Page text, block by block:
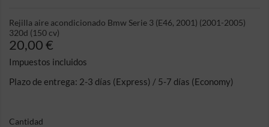
Rejilla aire acondicionado Bmw Serie 3 (E46, 2001) (2001-2005)
320d (150 cv)
20,00 €
Impuestos incluidos
Plazo de entrega: 2-3 días (Express) / 5-7 días (Economy)
Cantidad